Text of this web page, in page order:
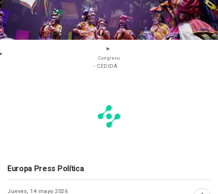
Congreso
- CEDIDA
Europa Press Política
Jueves, 14 mayo 2026